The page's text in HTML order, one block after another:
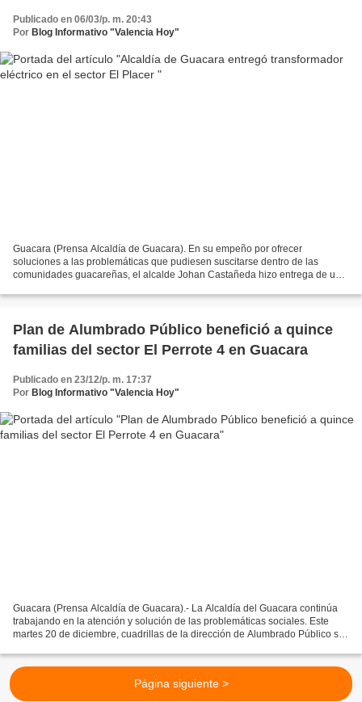
Publicado en 06/03/p. m. 20:43
Por Blog Informativo "Valencia Hoy"
Guacara (Prensa Alcaldía de Guacara). En su empeño por ofrecer
soluciones a las problemáticas que pudiesen suscitarse dentro de las
comunidades guacareñas, el alcalde Johan Castañeda hizo entrega de un
Plan de Alumbrado Público benefició a quince
familias del sector El Perrote 4 en Guacara
Publicado en 23/12/p. m. 17:37
Por Blog Informativo "Valencia Hoy"
Guacara (Prensa Alcaldía de Guacara).- La Alcaldía del Guacara continúa
trabajando en la atención y solución de las problemáticas sociales. Este
martes 20 de diciembre, cuadrillas de la dirección de Alumbrado Público se
Página siguiente >